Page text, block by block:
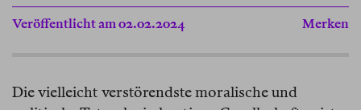
Veröffentlicht am 02.02.2024 Merken
Die vielleicht verstörendste moralische und